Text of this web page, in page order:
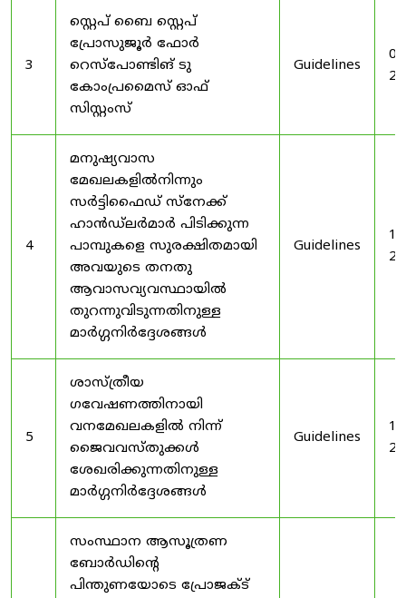
3
സ്റ്റെപ് ബൈ സ്റ്റെപ്
പ്രോസുജൂർ ഫോർ
റെസ്‌പോണ്ടിങ് ടു
കോംപ്രമൈസ് ഓഫ്
സിസ്റ്റംസ്
Guidelines
4
മനുഷ്യവാസ
മേഖലകളിൽനിന്നും
സർട്ടിഫൈഡ് സ്നേക്ക്
ഹാൻഡ്‌ലർമാർ പിടിക്കുന്ന
പാമ്പുകളെ സുരക്ഷിതമായി
അവയുടെ തനതു
ആവാസവ്യവസ്ഥായിൽ
തുറന്നുവിടുന്നതിനുള്ള
മാർഗ്ഗനിർദ്ദേശങ്ങൾ
Guidelines
5
ശാസ്ത്രീയ
ഗവേഷണത്തിനായി
വനമേഖലകളിൽ നിന്ന്
ജൈവവസ്തുക്കൾ
ശേഖരിക്കുന്നതിനുള്ള
മാർഗ്ഗനിർദ്ദേശങ്ങൾ
Guidelines
സംസ്ഥാന ആസൂത്രണ
ബോർഡിൻ്റെ
പിന്തുണയോടെ പ്രോജക്ട്